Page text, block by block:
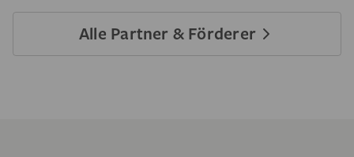
Alle Partner & Förderer